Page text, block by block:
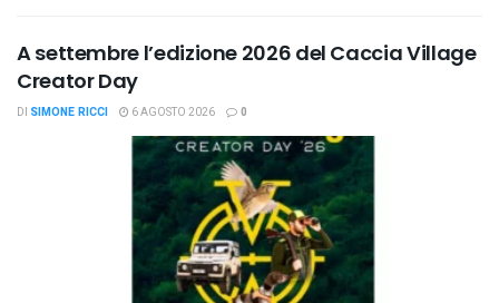
A settembre l’edizione 2026 del Caccia Village
Creator Day
DI SIMONE RICCI 6 AGOSTO 2026 0